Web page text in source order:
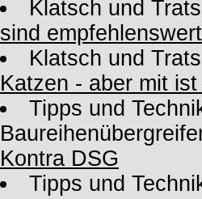
Klatsch und
sind
Klatsch und
Katzen - aber mit
Tipps und
Kontra DSG
Tipps und